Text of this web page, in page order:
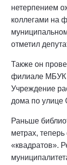
нетерпением
коллегами на
отметил
Также он
филиале МБУК
Учреждение
дома по улице
Раньше
метрах,
«квадратов».